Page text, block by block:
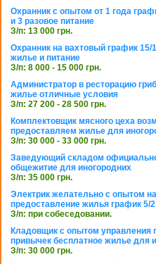
Охранник с опытом от 1 года
и 3 разовое питание
З/п: 13 000 грн.
Охранник на вахтовый график
жилье и питание
З/п: 8 000 - 15 000 грн.
Администратор в ресторацию
жилье отличные условия
З/п: 27 200 - 28 500 грн.
Комплектовщик мясного цеха
предоставляем жилье для
З/п: 30 000 - 33 000 грн.
Заведующий складом
общежитие для иногородних
З/п: 35 000 грн.
Электрик желательно с опытом
предоставление жилья график 5/2
З/п: при собеседовании.
Кладовщик с опытом управления
привычек бесплатное жилье для
З/п: 30 000 грн.